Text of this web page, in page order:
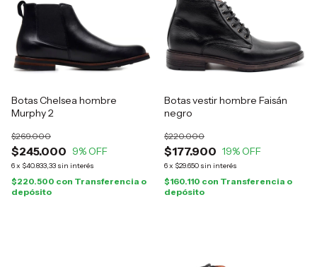
Botas Chelsea hombre
Murphy 2
$245.000
$269.000
9% OFF
6x $40.833,33 sin interés
$220.500 con Transferencia o
depósito
Botas vestir hombre Faisán
negro
$177.900
$220.000
19% OFF
6x $29.650 sin interés
$160.110 con Transferencia o
depósito